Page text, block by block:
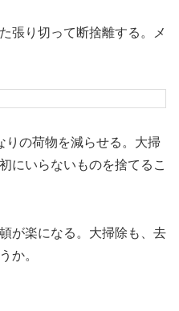
張り切って断捨離する。メ
りの荷物を減らせる。大掃
にいらないものを捨てるこ
が楽になる。大掃除も、去
か。